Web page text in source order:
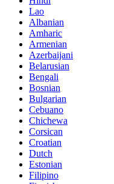
Lao
Albanian
Amharic
Armenian
Azerbaijani
Belarusian
Bengali
Bosnian
Bulgarian
Cebuano
Chichewa
Corsican
Croatian
Dutch
Estonian
Filipino